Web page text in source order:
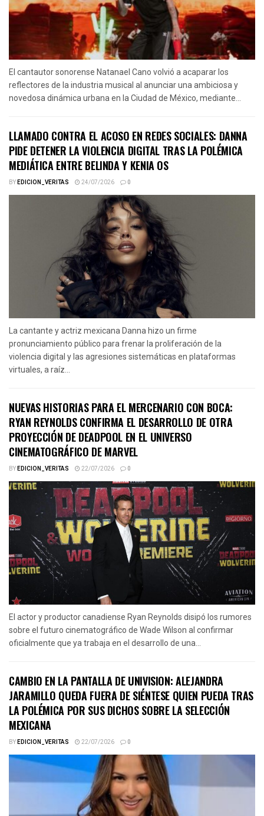
El cantautor sonorense Natanael Cano volvió a acaparar los
reflectores de la industria musical al anunciar una ambiciosa y
novedosa dinámica urbana en la Ciudad de México, mediante...
LLAMADO CONTRA EL ACOSO EN REDES SOCIALES: DANNA
PIDE DETENER LA VIOLENCIA DIGITAL TRAS LA POLÉMICA
MEDIÁTICA ENTRE BELINDA Y KENIA OS
BYEDICION_VERITAS 24/07/2026 0
La cantante y actriz mexicana Danna hizo un firme
pronunciamiento público para frenar la proliferación de la
violencia digital y las agresiones sistemáticas en plataformas
virtuales, a raíz...
NUEVAS HISTORIAS PARA EL MERCENARIO CON BOCA:
RYAN REYNOLDS CONFIRMA EL DESARROLLO DE OTRA
PROYECCIÓN DE DEADPOOL EN EL UNIVERSO
CINEMATOGRÁFICO DE MARVEL
BYEDICION_VERITAS 22/07/2026 0
El actor y productor canadiense Ryan Reynolds disipó los rumores
sobre el futuro cinematográfico de Wade Wilson al confirmar
oficialmente que ya trabaja en el desarrollo de una...
CAMBIO EN LA PANTALLA DE UNIVISION: ALEJANDRA
JARAMILLO QUEDA FUERA DE SIÉNTESE QUIEN PUEDA TRAS
LA POLÉMICA POR SUS DICHOS SOBRE LA SELECCIÓN
MEXICANA
BYEDICION_VERITAS 22/07/2026 0